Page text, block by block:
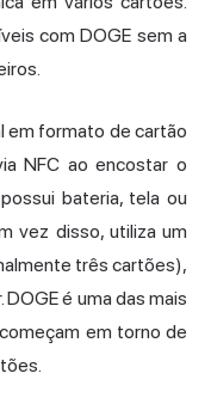
com DOGE sem a
em formato de cartão
NFC ao encostar o
bateria, tela ou
vez disso, utiliza um
três cartões),
é uma das mais
em torno de